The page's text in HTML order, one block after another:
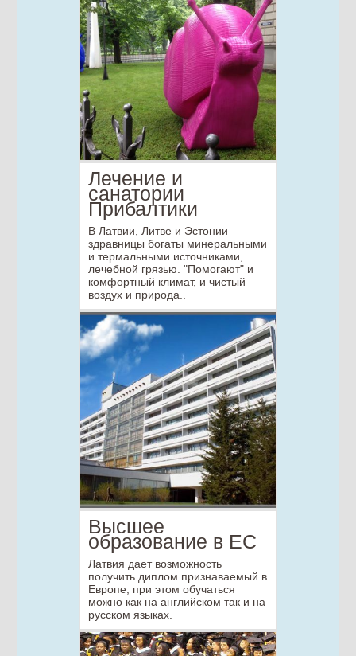
Лечение и
санатории
Прибалтики
В Латвии, Литве и Эстонии
здравницы богаты минеральными
и термальными источниками,
лечебной грязью. "Помогают" и
комфортный климат, и чистый
воздух и природа..
Высшее
образование в ЕС
Латвия дает возможность
получить диплом признаваемый в
Европе, при этом обучаться
можно как на английском так и на
русском языках.